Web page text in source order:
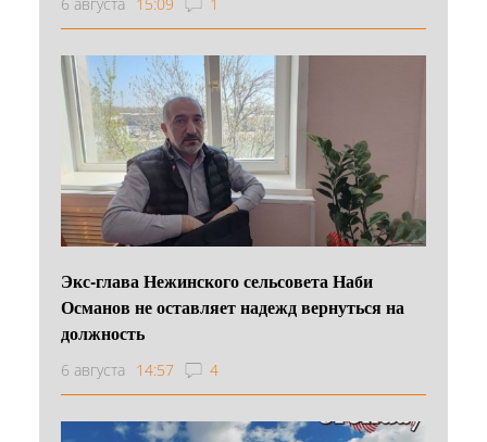
Экс-глава Нежинского сельсовета Наби
Османов не оставляет надежд вернуться на
должность
6 августа 14:57 4